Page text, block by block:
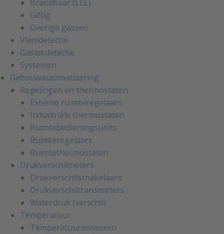
Brandbaar (LEL)
Giftig
Overige gassen
Vlamdetectie
Gaslekdetectie
Systemen
Gebouwautomatisering
Regelingen en thermostaten
Externe ruimteregelaars
Industriële thermostaten
Ruimtebedieningsunits
Ruimteregelaars
Ruimtethermostaten
Drukverschilmeters
Drukverschilschakelaars
Drukverschiltransmitters
Waterdruk (verschil)
Temperatuur
Temperatuursensoren